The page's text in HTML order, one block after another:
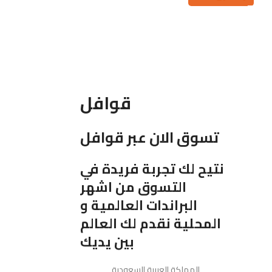
قوافل
تسوق الان عبر قوافل
نتيح لك تجربة فريدة في
التسوق من اشهر
البراندات العالمية و
المحلية نقدم لك العالم
بين يديك